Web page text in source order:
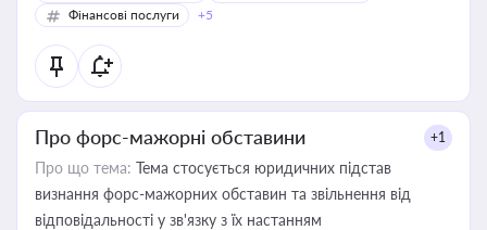
Фінансові послуги
+5
Про форс-мажорні обставини +1
Про що тема: Тема стосується юридичних підстав
визнання форс-мажорних обставин та звільнення від
відповідальності у зв'язку з їх настанням